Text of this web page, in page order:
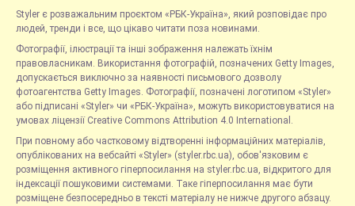
Styler є розважальним проєктом «РБК-Україна», який розповідає про
людей, тренди і все, що цікаво читати поза новинами.
Фотографії, ілюстрації та інші зображення належать їхнім
правовласникам. Використання фотографій, позначених Getty Images,
допускається виключно за наявності письмового дозволу
фотоагентства Getty Images. Фотографії, позначені логотипом «Styler»
або підписані «Styler» чи «РБК-Україна», можуть використовуватися на
умовах ліцензії Creative Commons Attribution 4.0 International.
При повному або частковому відтворенні інформаційних матеріалів,
опублікованих на вебсайті «Styler» (styler.rbc.ua), обов'язковим є
розміщення активного гіперпосилання на styler.rbc.ua, відкритого для
індексації пошуковими системами. Таке гіперпосилання має бути
розміщене безпосередньо в тексті матеріалу не нижче другого абзацу.